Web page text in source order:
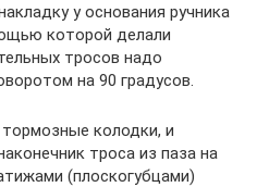
у основания ручника
которой делали
тросов надо
на 90 градусов.
колодки, и
троса из паза на
(плоскогубцами)